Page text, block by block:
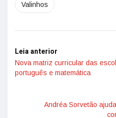
Valinhos
Leia anterior
Nova matriz curricular das
português e matemática
Andréa Sorvetão